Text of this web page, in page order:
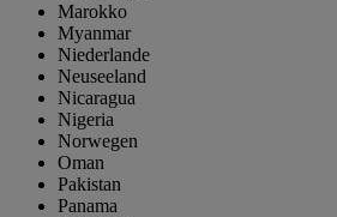
Marokko
Myanmar
Niederlande
Neuseeland
Nicaragua
Nigeria
Norwegen
Oman
Pakistan
Panama